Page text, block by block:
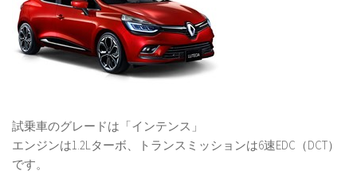
試乗車のグレードは「インテンス」
エンジンは1.2Lターボ、トランスミッションは6速EDC（DCT）
です。